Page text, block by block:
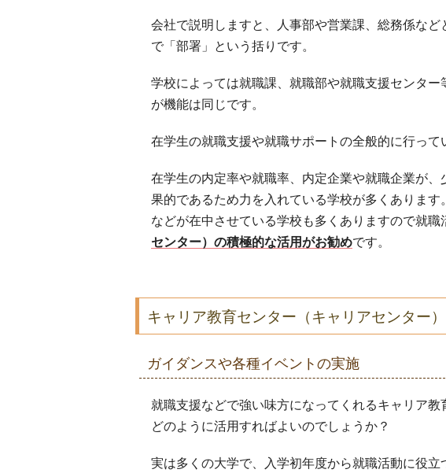
会社で説明しますと、人事部や営業課、総務係など
で「部署」という括りです。
学校によっては就職課、就職部や就職支援センタ
が機能は同じです。
在学生の就職支援や就職サポートの全般的に行って
在学生の内定率や就職率、内定企業や就職企業が
果的であるため力を入れている学校が多くありま
などが在中させている学校も多くありますので就職
センター）の積極的な活用がお勧めです。
キャリア教育センター（キャリアセンター
ガイダンスや各種イベントの実施
就職支援などで強い味方になってくれるキャリア教
どのように活用すればよいのでしょうか？
実は多くの大学で、入学初年度から就職活動に役